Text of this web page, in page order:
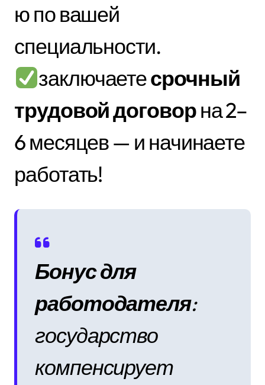
ю по вашей
специальности.
заключаетесрочный
трудовой договорна 2–
6 месяцев — и начинаете
работать!
Бонус для
работодателя:
государство
компенсирует